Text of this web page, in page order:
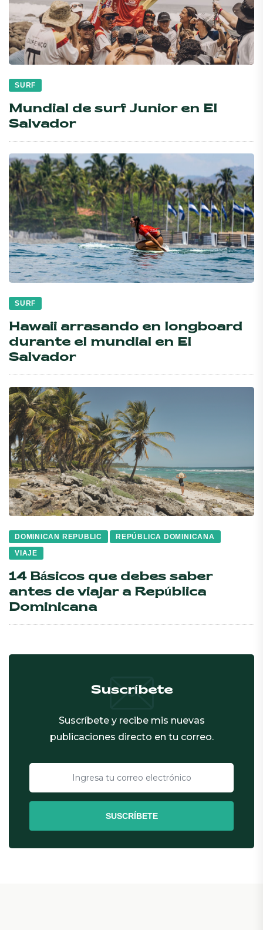
SURF
Mundial de surf Junior en El
Salvador
SURF
Hawaii arrasando en longboard
durante el mundial en El
Salvador
DOMINICAN REPUBLIC
REPÚBLICA DOMINICANA
VIAJE
14 Básicos que debes saber
antes de viajar a República
Dominicana
Suscríbete
Suscríbete y recibe mis nuevas
publicaciones directo en tu correo.
SUSCRÍBETE